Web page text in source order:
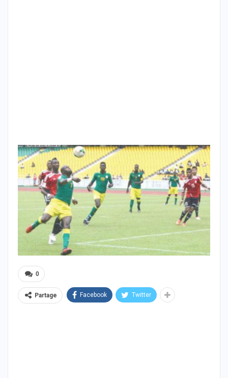
0
Partage Facebook Twitter